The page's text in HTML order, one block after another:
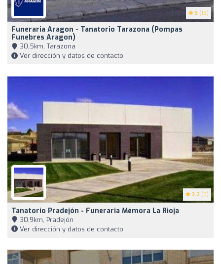
5 (15)
Funeraria Aragon - Tanatorio Tarazona (Pompas
Funebres Aragon)
30,5km, Tarazona
Ver dirección y datos de contacto
3.2 (5)
Tanatorio Pradejón - Funeraria Mémora La Rioja
30,9km, Pradejón
Ver dirección y datos de contacto